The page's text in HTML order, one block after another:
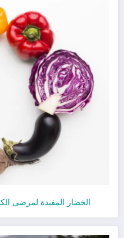
الخضار المفيدة لمرضى